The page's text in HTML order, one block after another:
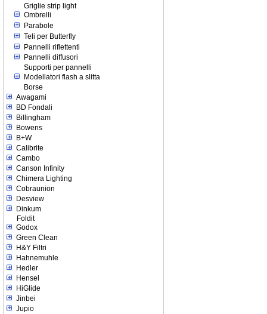
Griglie strip light
Ombrelli
Parabole
Teli per Butterfly
Pannelli riflettenti
Pannelli diffusori
Supporti per pannelli
Modellatori flash a slitta
Borse
Awagami
BD Fondali
Billingham
Bowens
B+W
Calibrite
Cambo
Canson Infinity
Chimera Lighting
Cobraunion
Desview
Dinkum
Foldit
Godox
Green Clean
H&Y Filtri
Hahnemuhle
Hedler
Hensel
HiGlide
Jinbei
Jupio